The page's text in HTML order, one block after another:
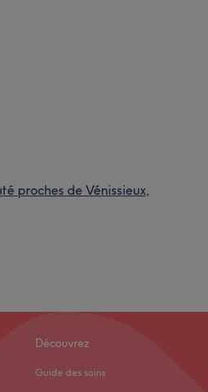
proches de Vénissieux,
Découvrez
Guide des soins